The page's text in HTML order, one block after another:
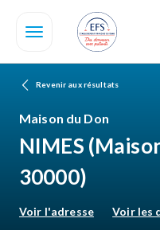
contenu
Revenir aux résultats
Maison du Don
NIMES
30000)
Voir l'adresse Voir les